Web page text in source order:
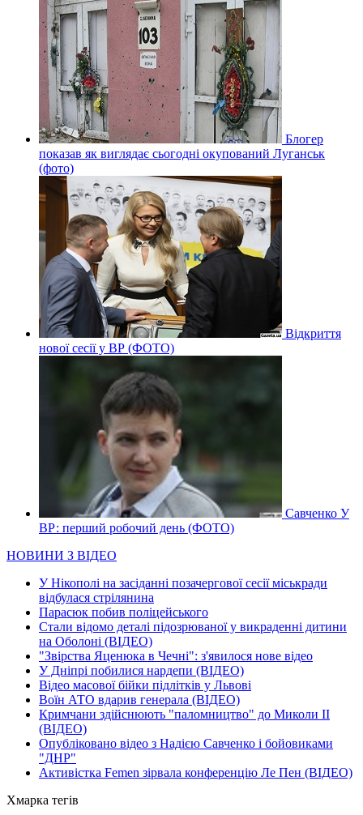
Блогер
показав як виглядає сьогодні окупований Луганськ
(фото)
Відкриття
нової сесії у ВР (ФОТО)
Савченко У
ВР: перший робочий день (ФОТО)
НОВИНИ З ВІДЕО
У Нікополі на засіданні позачергової сесії міськради
відбулася стрілянина
Парасюк побив поліцейського
Стали відомо деталі підозрюваної у викраденні дитини
на Оболоні (ВІДЕО)
"Звірства Яценюка в Чечні": з'явилося нове відео
У Дніпрі побилися нардепи (ВІДЕО)
Відео масової бійки підлітків у Львові
Воїн АТО вдарив генерала (ВІДЕО)
Кримчани здійснюють "паломництво" до Миколи ІІ
(ВІДЕО)
Опубліковано відео з Надією Савченко і бойовиками
"ДНР"
Активістка Femen зірвала конференцію Ле Пен (ВІДЕО)
Хмарка тегів